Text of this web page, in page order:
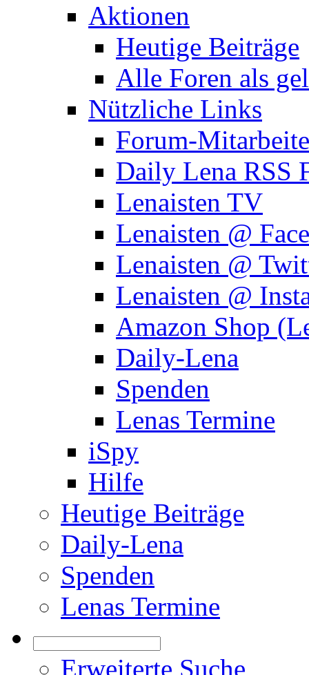
Aktionen
Heutige Beiträge
Alle Foren als
Nützliche Links
Forum-
Daily Lena RSS
Lenaisten TV
Lenaisten @
Lenaisten @
Lenaisten @
Amazon Shop
Daily-Lena
Spenden
Lenas Termine
iSpy
Hilfe
Heutige Beiträge
Daily-Lena
Spenden
Lenas Termine
Erweiterte Suche